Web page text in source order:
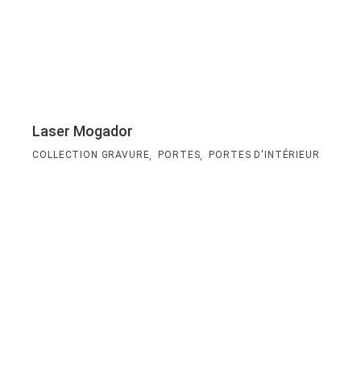
Laser Mogador
COLLECTION GRAVURE, PORTES, PORTES D'INTÉRIEUR